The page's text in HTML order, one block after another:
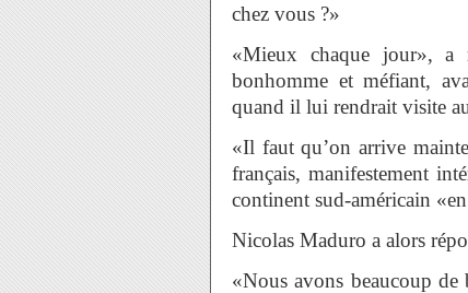
chez vous ?»
«Mieux chaque jour», a
bonhomme et méfiant,
quand il lui rendrait visite
«Il faut qu’on arrive
français, manifestement
continent sud-américain
Nicolas Maduro a alors
«Nous avons beaucoup